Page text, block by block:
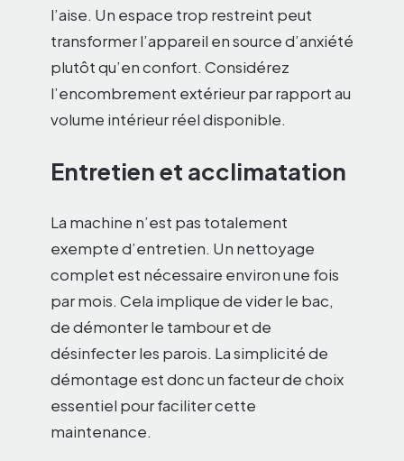
l’aise. Un espace trop restreint peut
transformer l’appareil en source d’anxiété
plutôt qu’en confort. Considérez
l’encombrement extérieur par rapport au
volume intérieur réel disponible.
Entretien et acclimatation
La machine n’est pas totalement
exempte d’entretien. Un nettoyage
complet est nécessaire environ une fois
par mois. Cela implique de vider le bac,
de démonter le tambour et de
désinfecter les parois. La simplicité de
démontage est donc un facteur de choix
essentiel pour faciliter cette
maintenance.